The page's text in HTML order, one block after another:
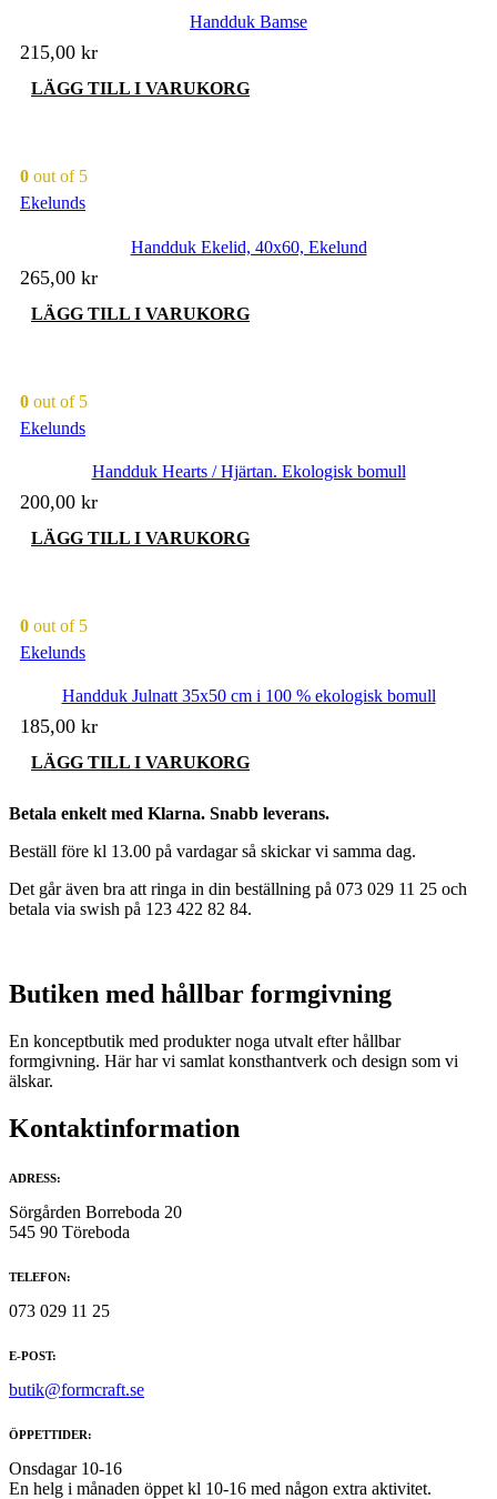
Handduk Bamse
215,00 kr
LÄGG TILL I VARUKORG
0 out of 5
Ekelunds
Handduk Ekelid, 40x60, Ekelund
265,00 kr
LÄGG TILL I VARUKORG
0 out of 5
Ekelunds
Handduk Hearts / Hjärtan. Ekologisk bomull
200,00 kr
LÄGG TILL I VARUKORG
0 out of 5
Ekelunds
Handduk Julnatt 35x50 cm i 100 % ekologisk bomull
185,00 kr
LÄGG TILL I VARUKORG
Betala enkelt med Klarna. Snabb leverans.
Beställ före kl 13.00 på vardagar så skickar vi samma dag.
Det går även bra att ringa in din beställning på 073 029 11 25 och
betala via swish på 123 422 82 84.
Butiken med hållbar formgivning
En konceptbutik med produkter noga utvalt efter hållbar
formgivning. Här har vi samlat konsthantverk och design som vi
älskar.
Kontaktinformation
ADRESS:
Sörgården Borreboda 20
545 90 Töreboda
TELEFON:
073 029 11 25
E-POST:
butik@formcraft.se
ÖPPETTIDER:
Onsdagar 10-16
En helg i månaden öppet kl 10-16 med någon extra aktivitet.